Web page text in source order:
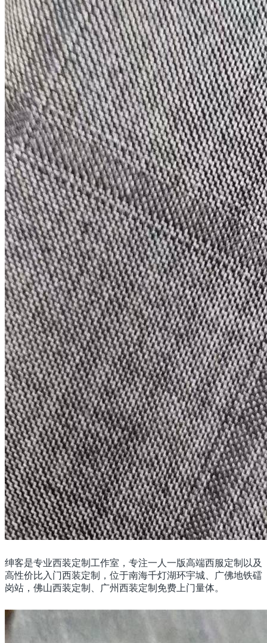
绅客是专业西装定制工作室，专注一人一版高端西服定制以及
高性价比入门西装定制，位于南海千灯湖环宇城、广佛地铁礌
岗站，佛山西装定制、广州西装定制免费上门量体。